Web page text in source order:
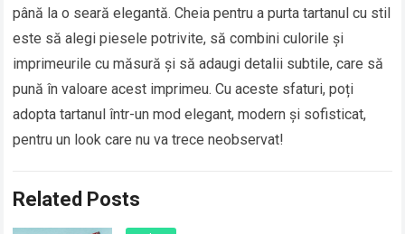
până la o seară elegantă. Cheia pentru a purta tartanul cu stil
este să alegi piesele potrivite, să combini culorile și
imprimeurile cu măsură și să adaugi detalii subtile, care să
pună în valoare acest imprimeu. Cu aceste sfaturi, poți
adopta tartanul într-un mod elegant, modern și sofisticat,
pentru un look care nu va trece neobservat!
Related Posts